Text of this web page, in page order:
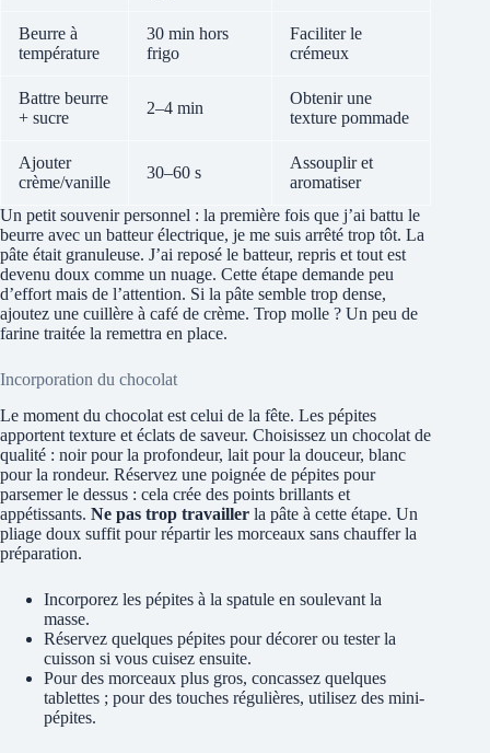
Beurre à
température
30 min hors
frigo
Faciliter le
crémeux
Battre beurre
+ sucre
2–4 min
Obtenir une
texture pommade
Ajouter
crème/vanille
30–60 s
Assouplir et
aromatiser
Un petit souvenir personnel : la première fois que j’ai battu le
beurre avec un batteur électrique, je me suis arrêté trop tôt. La
pâte était granuleuse. J’ai reposé le batteur, repris et tout est
devenu doux comme un nuage. Cette étape demande peu
d’effort mais de l’attention. Si la pâte semble trop dense,
ajoutez une cuillère à café de crème. Trop molle ? Un peu de
farine traitée la remettra en place.
Incorporation du chocolat
Le moment du chocolat est celui de la fête. Les pépites
apportent texture et éclats de saveur. Choisissez un chocolat de
qualité : noir pour la profondeur, lait pour la douceur, blanc
pour la rondeur. Réservez une poignée de pépites pour
parsemer le dessus : cela crée des points brillants et
appétissants. Ne pas trop travailler la pâte à cette étape. Un
pliage doux suffit pour répartir les morceaux sans chauffer la
préparation.
Incorporez les pépites à la spatule en soulevant la
masse.
Réservez quelques pépites pour décorer ou tester la
cuisson si vous cuisez ensuite.
Pour des morceaux plus gros, concassez quelques
tablettes ; pour des touches régulières, utilisez des mini-
pépites.